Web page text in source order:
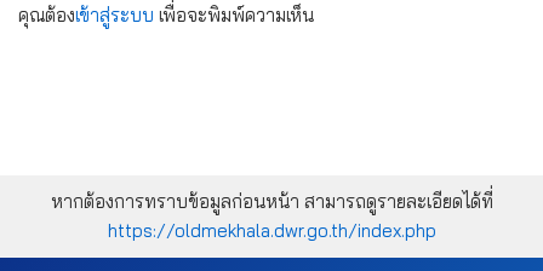
คุณต้องเข้าสู่ระบบ เพื่อจะพิมพ์ความเห็น
หากต้องการทราบข้อมูลก่อนหน้า สามารถดูรายละเอียดได้ที่
https://oldmekhala.dwr.go.th/index.php